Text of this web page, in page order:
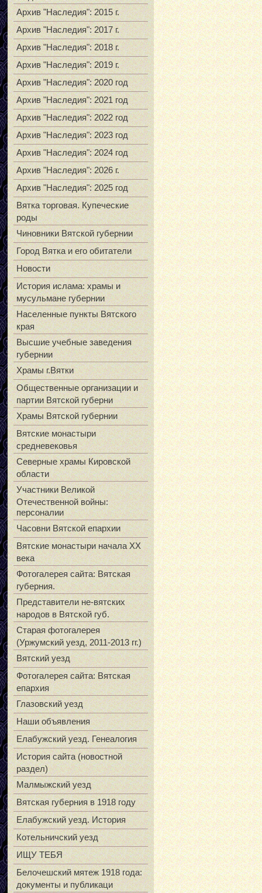
Архив "Наследия": 2015 г.
Архив "Наследия": 2017 г.
Архив "Наследия": 2018 г.
Архив "Наследия": 2019 г.
Архив "Наследия": 2020 год
Архив "Наследия": 2021 год
Архив "Наследия": 2022 год
Архив "Наследия": 2023 год
Архив "Наследия": 2024 год
Архив "Наследия": 2026 г.
Архив "Наследия": 2025 год
Вятка торговая. Купеческие
роды
Чиновники Вятской губернии
Город Вятка и его обитатели
Новости
История ислама: храмы и
мусульмане губернии
Населенные пункты Вятского
края
Высшие учебные заведения
губернии
Храмы г.Вятки
Общественные организации и
партии Вятской губерни
Храмы Вятской губернии
Вятские монастыри
средневековья
Северные храмы Кировской
области
Участники Великой
Отечественной войны:
персоналии
Часовни Вятской епархии
Вятские монастыри начала XX
века
Фотогалерея сайта: Вятская
губерния.
Представители не-вятских
народов в Вятской губ.
Старая фотогалерея
(Уржумский уезд, 2011-2013 гг.)
Вятский уезд
Фотогалерея сайта: Вятская
епархия
Глазовский уезд
Наши объявления
Елабужский уезд. Генеалогия
История сайта (новостной
раздел)
Малмыжский уезд
Вятская губерния в 1918 году
Елабужский уезд. История
Котельничский уезд
ИЩУ ТЕБЯ
Белочешский мятеж 1918 года:
документы и публикаци